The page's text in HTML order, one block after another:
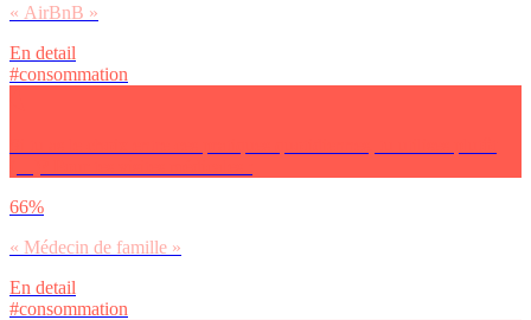
« AirBnB »
En detail
#consommation
66%
« Médecin de famille »
En detail
#consommation